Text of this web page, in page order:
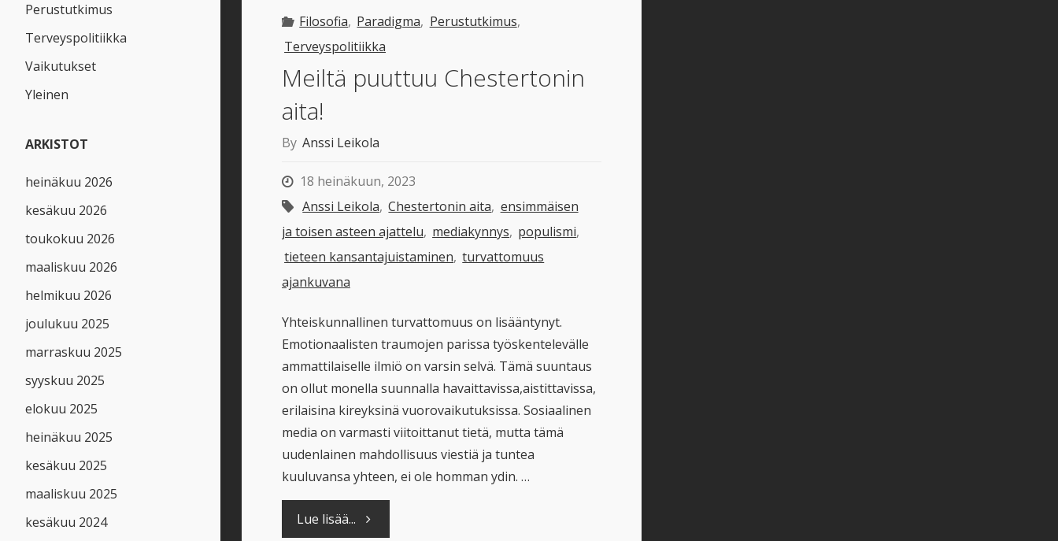
Filosofia, Paradigma, Perustutkimus,
Terveyspolitiikka
Meiltä puuttuu Chestertonin
aita!
By Anssi Leikola
18 heinäkuun, 2023
Anssi Leikola, Chestertonin aita, ensimmäisen
ja toisen asteen ajattelu, mediakynnys, populismi,
tieteen kansantajuistaminen, turvattomuus
ajankuvana
Yhteiskunnallinen turvattomuus on lisääntynyt.
Emotionaalisten traumojen parissa työskentelevälle
ammattilaiselle ilmiö on varsin selvä. Tämä suuntaus
on ollut monella suunnalla havaittavissa,aistittavissa,
erilaisina kireyksinä vuorovaikutuksissa. Sosiaalinen
media on varmasti viitoittanut tietä, mutta tämä
uudenlainen mahdollisuus viestiä ja tuntea
kuuluvansa yhteen, ei ole homman ydin. …
Lue lisää... "Meiltä
Perustutkimus
Terveyspolitiikka
Vaikutukset
Yleinen
ARKISTOT
heinäkuu 2026
kesäkuu 2026
toukokuu 2026
maaliskuu 2026
helmikuu 2026
joulukuu 2025
marraskuu 2025
syyskuu 2025
elokuu 2025
heinäkuu 2025
kesäkuu 2025
maaliskuu 2025
kesäkuu 2024